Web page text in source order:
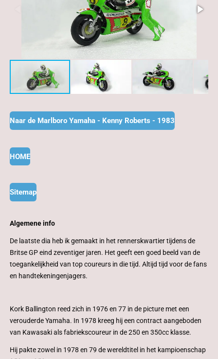
Naar de Marlboro Yamaha - Kenny Roberts - 1983
HOME
Sitemap
Algemene info
De laatste dia heb ik gemaakt in het rennerskwartier tijdens de
Britse GP eind zeventiger jaren. Het geeft een goed beeld van de
toegankelijkheid van top coureurs in die tijd. Altijd tijd voor de fans
en handtekeningenjagers.
Kork Ballington reed zich in 1976 en 77 in de picture met een
verouderde Yamaha. In 1978 kreeg hij een contract aangeboden
van Kawasaki als fabriekscoureur in de 250 en 350cc klasse.
Hij pakte zowel in 1978 en 79 de wereldtitel in het kampioenschap